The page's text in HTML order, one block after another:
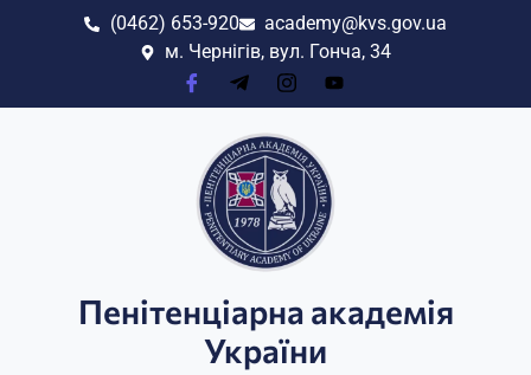
(0462) 653-920
academy@kvs.gov.ua
м. Чернігів, вул. Гонча, 34
Пенітенціарна академія
України